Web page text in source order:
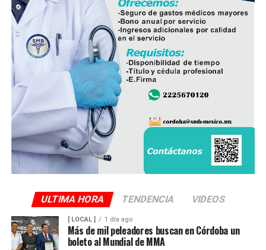
ULTIMA HORA TENDENCIA VIDEOS
[ LOCAL ] 1 día ago
Más de mil peleadores buscan en Córdoba un
boleto al Mundial de MMA